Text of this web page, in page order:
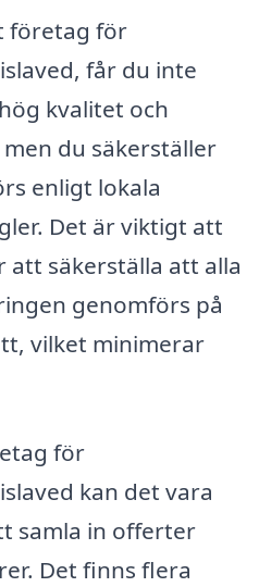
företag för
får du inte
kvalitet och
du säkerställer
enligt lokala
Det är viktigt att
säkerställa att alla
genomförs på
vilket minimerar
för
kan det vara
samla in offerter
Det finns flera